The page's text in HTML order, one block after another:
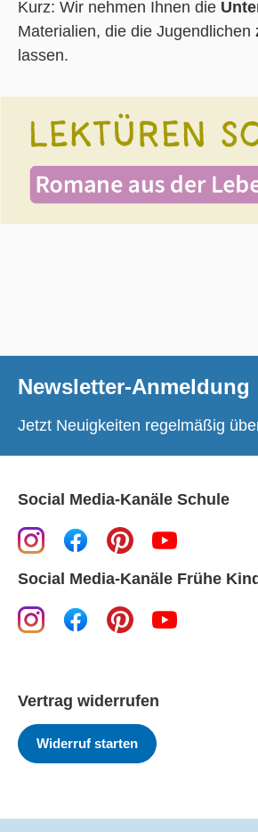
Kurz: Wir nehmen Ihnen die
Materialien, die die Jugendlichen
lassen.
Newsletter-Anmeldung
Jetzt Neuigkeiten regelmäßig
Social Media-Kanäle Schule
Social Media-Kanäle Frühe
Vertrag widerrufen
Widerruf starten